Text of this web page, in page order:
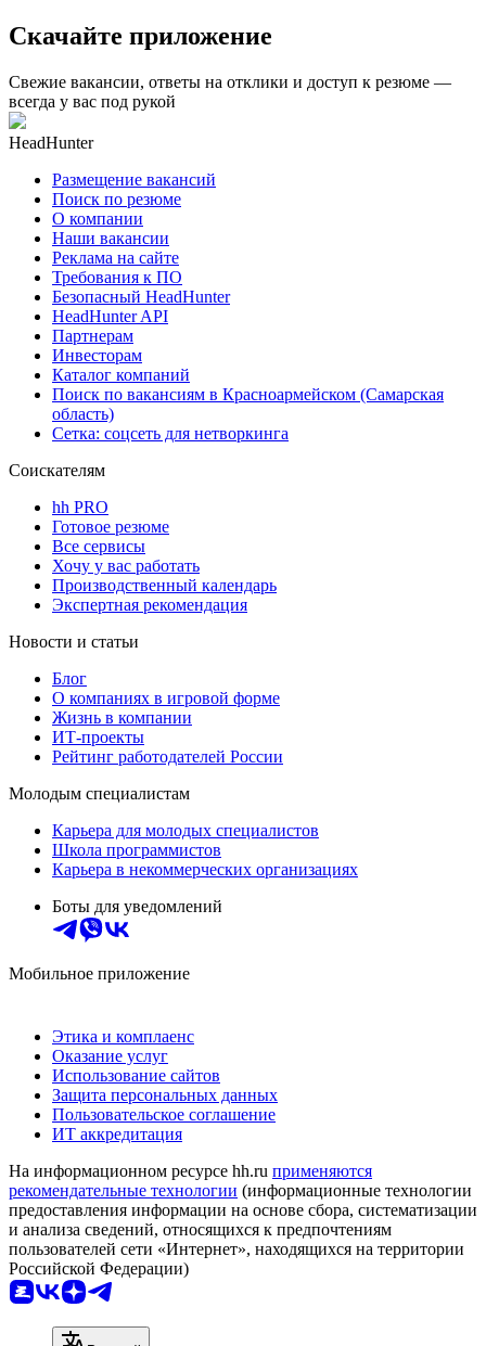
Скачайте приложение
Свежие вакансии, ответы на отклики и доступ к резюме —
всегда у вас под рукой
HeadHunter
Размещение вакансий
Поиск по резюме
О компании
Наши вакансии
Реклама на сайте
Требования к ПО
Безопасный HeadHunter
HeadHunter API
Партнерам
Инвесторам
Каталог компаний
Поиск по вакансиям в Красноармейском (Самарская
область)
Сетка: соцсеть для нетворкинга
Соискателям
hh PRO
Готовое резюме
Все сервисы
Хочу у вас работать
Производственный календарь
Экспертная рекомендация
Новости и статьи
Блог
О компаниях в игровой форме
Жизнь в компании
ИТ-проекты
Рейтинг работодателей России
Молодым специалистам
Карьера для молодых специалистов
Школа программистов
Карьера в некоммерческих организациях
Боты для уведомлений
Мобильное приложение
Этика и комплаенс
Оказание услуг
Использование сайтов
Защита персональных данных
Пользовательское соглашение
ИТ аккредитация
На информационном ресурсе hh.ru применяются
рекомендательные технологии (информационные технологии
предоставления информации на основе сбора, систематизации
и анализа сведений, относящихся к предпочтениям
пользователей сети «Интернет», находящихся на территории
Российской Федерации)